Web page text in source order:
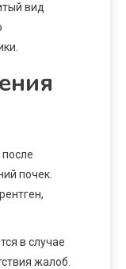
вид
почек.
в случае
жалоб.